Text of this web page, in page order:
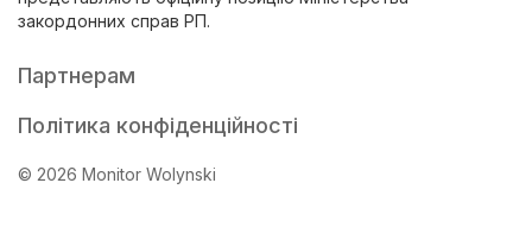
закордонних справ РП.
Партнерам
Політика конфіденційності
© 2026 Monitor Wolynski